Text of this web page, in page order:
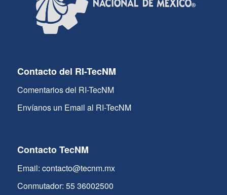
Contacto del RI-TecNM
Comentarios del RI-TecNM
Envíanos un Email al RI-TecNM
Contacto TecNM
Email: contacto@tecnm.mx
Conmutador: 55 36002500